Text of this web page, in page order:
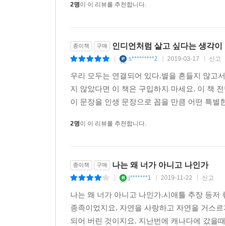
2명이 이 리뷰를 추천합니다.
종이책 구매 인디언처럼 살고 싶다는 생각이
s*********2 2019-03-17 신고
우리 모두는 연결되어 있다.별을 흔들지 않고
지 않았다면 이 책은 구입하지 마세요. 이 책
이 문장을 인생 문장으로 꼽을 만큼 어떤 특
2명이 이 리뷰를 추천합니다.
종이책 구매 나는 왜 너가 아니고 나인가
j*******1 2019-11-22 신고
나는 왜 너가 아니고 나인가.시애틀 추장 등
종족이었지요. 자연을 사랑하고 자연을 거스
되어 버린 것이지요. 지난번에 캐나다에 갔을